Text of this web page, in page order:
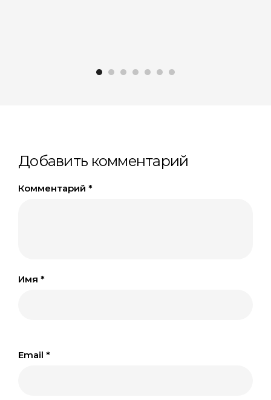
Добавить комментарий
Комментарий *
Имя *
Email *